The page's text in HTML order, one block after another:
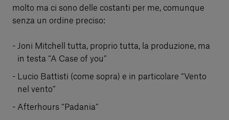
molto ma ci sono delle costanti per me, comunque
senza un ordine preciso:
Joni Mitchell tutta, proprio tutta, la produzione, ma
in testa “A Case of you”
Lucio Battisti (come sopra) e in particolare “Vento
nel vento”
Afterhours “Padania”